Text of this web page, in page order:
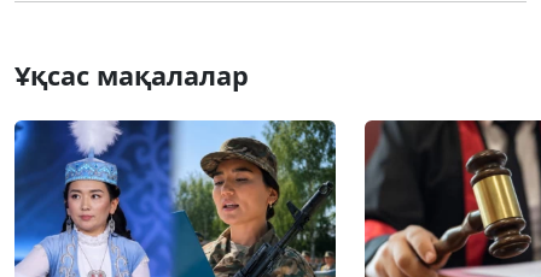
Ұқсас мақалалар